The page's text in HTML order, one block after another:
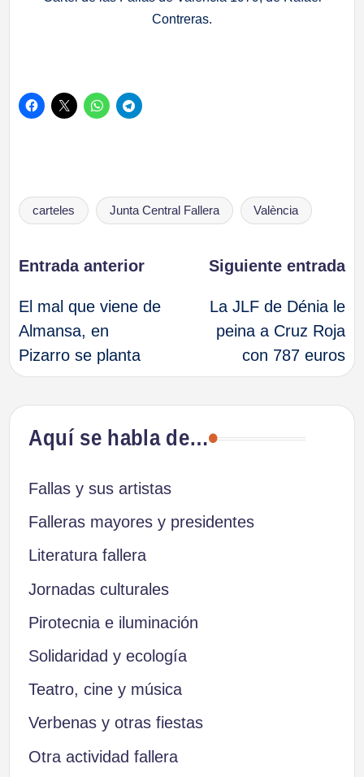
Contreras.
Etiquetas:
carteles Junta Central Fallera València
Navegación
de
entradas
Entrada anterior
El mal que viene de
Almansa, en
Pizarro se planta
Siguiente entrada
La JLF de Dénia le
peina a Cruz Roja
con 787 euros
Aquí se habla de…
Fallas y sus artistas
Falleras mayores y presidentes
Literatura fallera
Jornadas culturales
Pirotecnia e iluminación
Solidaridad y ecología
Teatro, cine y música
Verbenas y otras fiestas
Otra actividad fallera